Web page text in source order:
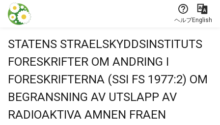
本文に飛ぶ
ヘルプEnglish
STATENS STRAELSKYDDSINSTITUTS
FORESKRIFTER OM ANDRING I
FORESKRIFTERNA (SSI FS 1977:2) OM
BEGRANSNING AV UTSLAPP AV
RADIOAKTIVA AMNEN FRAEN